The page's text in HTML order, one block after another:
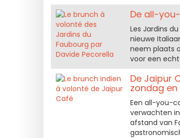
De all-
Les Jardins
nieuwe
neem plaats
voor een
De Jaipur
zondag
Een all-you-
verwachten
afstand van